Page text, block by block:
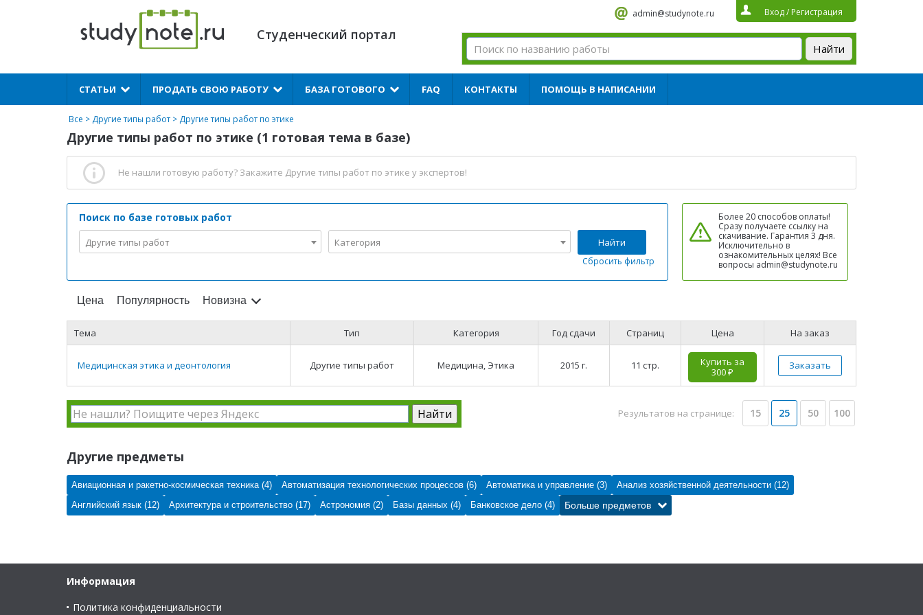
Студенческий портал
admin@studynote.ru Вход/ Регистрация
СТАТЬИ ПРОДАТЬ СВОЮ РАБОТУ БАЗА ГОТОВОГО FAQ КОНТАКТЫ ПОМОЩЬ В НАПИСАНИИ
Все > Другие типы работ > Другие типы работ по этике
Другие типы работ по этике (1 готовая тема в базе)
Не нашли готовую работу? Закажите Другие типы работ по этике у экспертов!
Поиск по базе готовых работ
Другие типы работ Категория Найти
Сбросить фильтр
Более 20 способов оплаты!
Сразу получаете ссылку на
скачивание. Гарантия 3 дня.
Исключительно в
ознакомительных целях! Все
вопросы admin@studynote.ru
Цена Популярность Новизна
Тема Тип Категория Год сдачи Страниц Цена На заказ
Медицинская этика и деонтология Другие типы работ Медицина, Этика 2015 г. 11 стр.
Купить за
300 ₽
Заказать
Результатов на странице: 15 25 50 100
Другие предметы
Авиационная и ракетно-космическая техника (4) Автоматизация технологических процессов (6) Автоматика и управление (3)
Анализ хозяйственной деятельности (12)
Английский язык (12)
Архитектура и строительство (17) Астрономия (2) Базы данных (4) Банковское дело (4) Больше предметов
Информация
Политика конфиденциальности